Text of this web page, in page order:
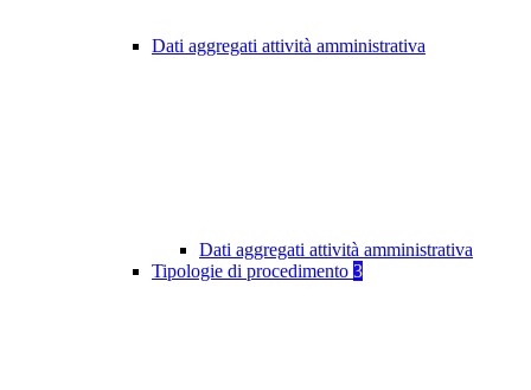
Dati aggregati attività amministrativa
Dati aggregati attività amministrativa
Tipologie di procedimento 3